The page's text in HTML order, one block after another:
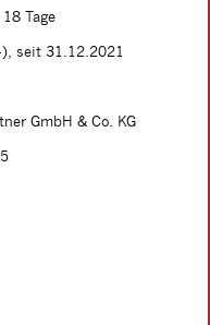
Tage
), seit 31.12.2021
GmbH & Co. KG